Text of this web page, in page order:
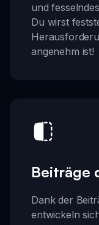
und
Du wirst
angenehm ist!
Beiträge
Dank der
entwickeln